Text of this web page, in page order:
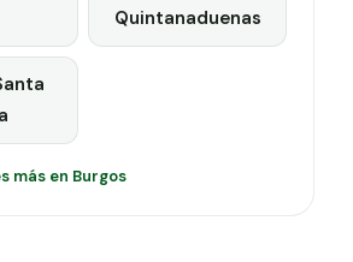
Quintanaduenas
más en Burgos